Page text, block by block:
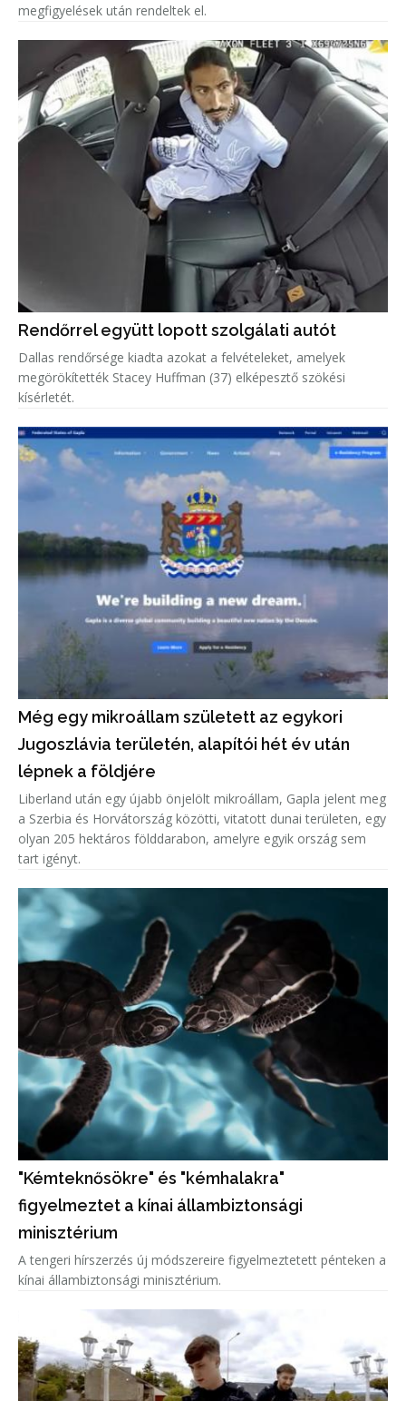
megfigyelések után rendeltek el.
Rendőrrel együtt lopott szolgálati autót
Dallas rendőrsége kiadta azokat a felvételeket, amelyek
megörökítették Stacey Huffman (37) elképesztő szökési
kísérletét.
Még egy mikroállam született az egykori
Jugoszlávia területén, alapítói hét év után
lépnek a földjére
Liberland után egy újabb önjelölt mikroállam, Gapla jelent meg
a Szerbia és Horvátország közötti, vitatott dunai területen, egy
olyan 205 hektáros földdarabon, amelyre egyik ország sem
tart igényt.
"Kémteknősökre" és "kémhalakra"
figyelmeztet a kínai állambiztonsági
minisztérium
A tengeri hírszerzés új módszereire figyelmeztetett pénteken a
kínai állambiztonsági minisztérium.